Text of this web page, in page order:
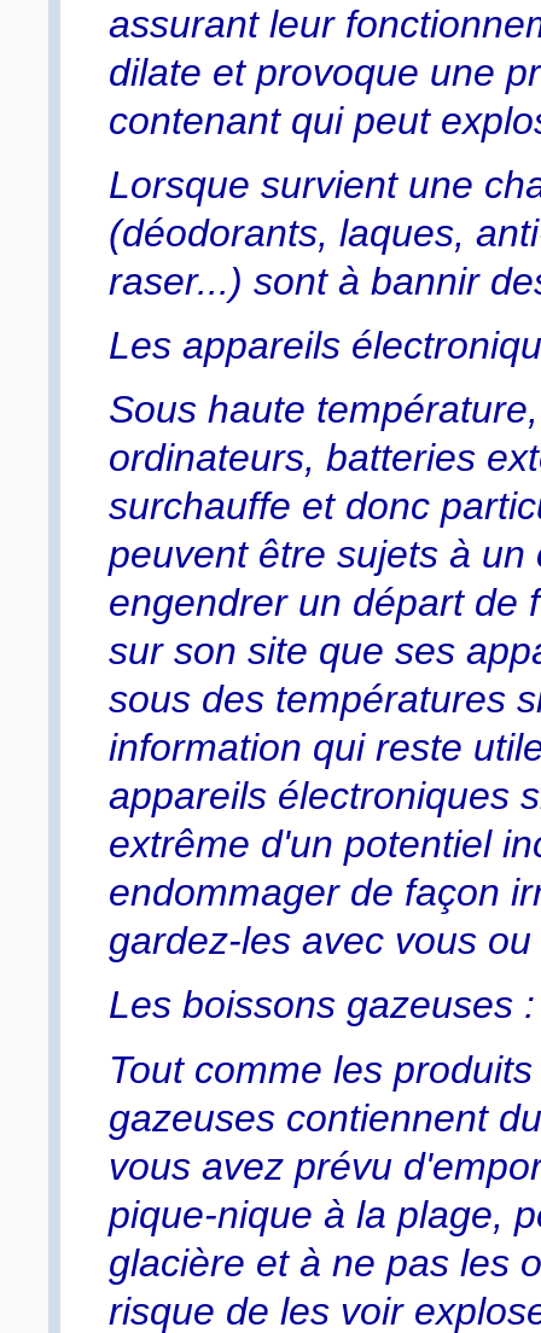
assurant leur
dilate et provoque une
contenant qui peut
Lorsque survient une
(déodorants, laques,
raser...) sont à bannir
Les appareils
Sous haute
ordinateurs, batteries
surchauffe et donc
peuvent être sujets à
engendrer un départ de
sur son site que ses
sous des températures
information qui reste
appareils électroniques
extrême d'un potentiel
endommager de façon
gardez-les avec vous
Les boissons gazeuses
Tout comme les
gazeuses contiennent
vous avez prévu
pique-nique à la plage,
glacière et à ne pas les
risque de les voir